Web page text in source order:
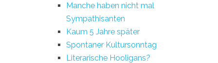
Manche haben nicht mal
Sympathisanten
Kaum 5 Jahre später
Spontaner Kultursonntag
Literarische Hooligans?